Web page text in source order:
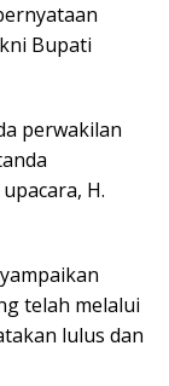
Bupati
perwakilan
H.
telah melalui
lulus dan